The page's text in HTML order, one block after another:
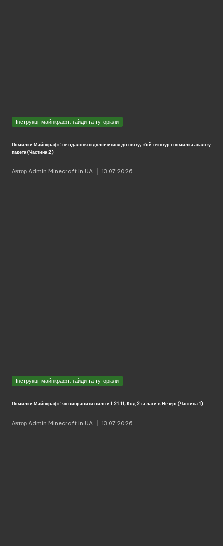
Опубліковано
Інструкції майнкрафт: гайди та туторіали
Помилки Майнкрафт: не вдалося підключитися до світу, збій текстур і помилка аналізу
пакета (Частина 2)
Опубліковано
Автор Admin Minecraft in UA 13.07.2026
Опубліковано
Інструкції майнкрафт: гайди та туторіали
Помилки Майнкрафт: як виправити виліти 1.21.11, Код 2 та лаги в Незері (Частина 1)
Опубліковано
Автор Admin Minecraft in UA 13.07.2026